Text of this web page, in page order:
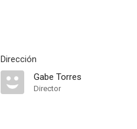
Dirección
Gabe Torres
Director